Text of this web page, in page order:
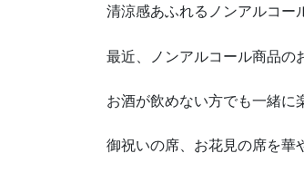
清涼感あふれるノンアルコー
最近、ノンアルコール商品の
お酒が飲めない方でも一緒に
御祝いの席、お花見の席を華